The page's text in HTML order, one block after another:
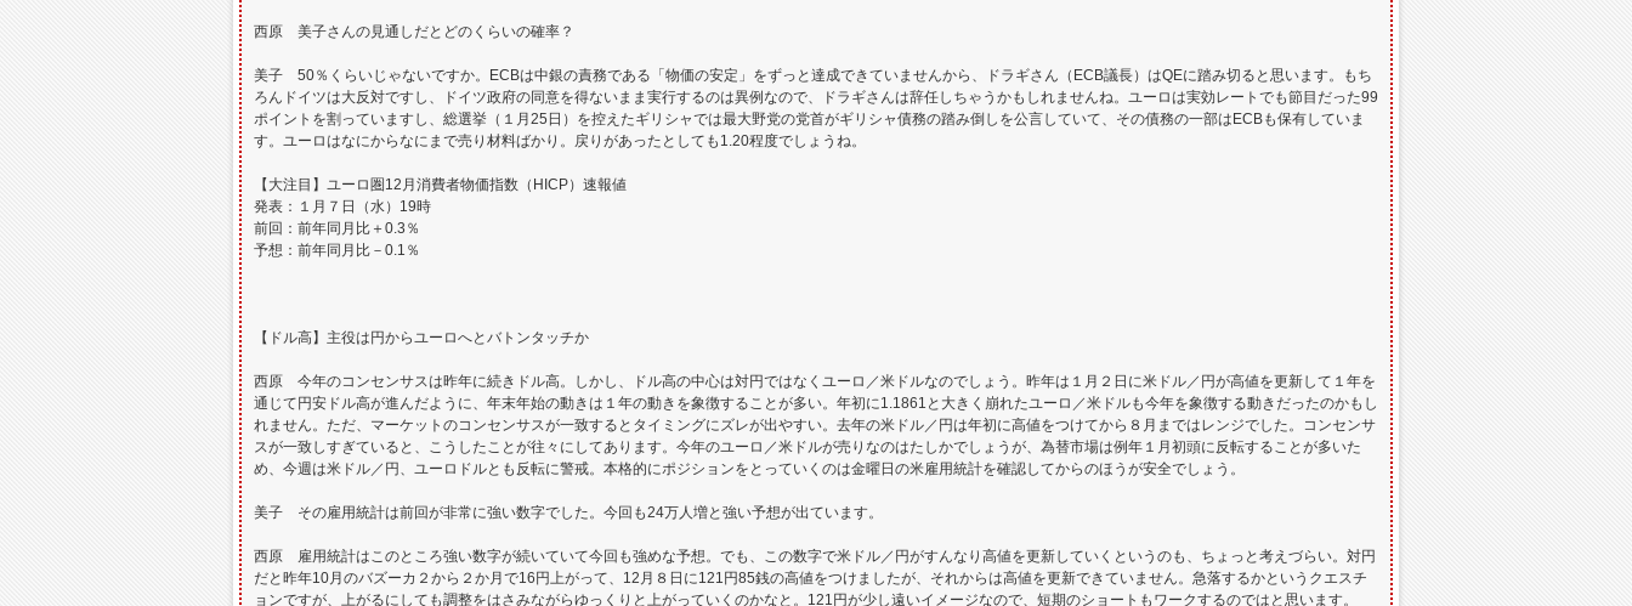
西原 美子さんの見通しだとどのくらいの確率？
美子 50％くらいじゃないですか。ECBは中銀の責務である「物価の安定」をずっと達成できていませんから、ドラギさん（ECB議長）はQEに踏み切ると思います。もち
ろんドイツは大反対ですし、ドイツ政府の同意を得ないまま実行するのは異例なので、ドラギさんは辞任しちゃうかもしれませんね。ユーロは実効レートでも節目だった99
ポイントを割っていますし、総選挙（１月25日）を控えたギリシャでは最大野党の党首がギリシャ債務の踏み倒しを公言していて、その債務の一部はECBも保有していま
す。ユーロはなにからなにまで売り材料ばかり。戻りがあったとしても1.20程度でしょうね。
【大注目】ユーロ圏12月消費者物価指数（HICP）速報値
発表：１月７日（水）19時
前回：前年同月比＋0.3％
予想：前年同月比－0.1％
【ドル高】主役は円からユーロへとバトンタッチか
西原 今年のコンセンサスは昨年に続きドル高。しかし、ドル高の中心は対円ではなくユーロ／米ドルなのでしょう。昨年は１月２日に米ドル／円が高値を更新して１年を
通じて円安ドル高が進んだように、年末年始の動きは１年の動きを象徴することが多い。年初に1.1861と大きく崩れたユーロ／米ドルも今年を象徴する動きだったのかもし
れません。ただ、マーケットのコンセンサスが一致するとタイミングにズレが出やすい。去年の米ドル／円は年初に高値をつけてから８月まではレンジでした。コンセンサ
スが一致しすぎていると、こうしたことが往々にしてあります。今年のユーロ／米ドルが売りなのはたしかでしょうが、為替市場は例年１月初頭に反転することが多いた
め、今週は米ドル／円、ユーロドルとも反転に警戒。本格的にポジションをとっていくのは金曜日の米雇用統計を確認してからのほうが安全でしょう。
美子 その雇用統計は前回が非常に強い数字でした。今回も24万人増と強い予想が出ています。
西原 雇用統計はこのところ強い数字が続いていて今回も強めな予想。でも、この数字で米ドル／円がすんなり高値を更新していくというのも、ちょっと考えづらい。対円
だと昨年10月のバズーカ２から２か月で16円上がって、12月８日に121円85銭の高値をつけましたが、それからは高値を更新できていません。急落するかというクエスチ
ョンですが、上がるにしても調整をはさみながらゆっくりと上がっていくのかなと。121円が少し遠いイメージなので、短期のショートもワークするのではと思います。